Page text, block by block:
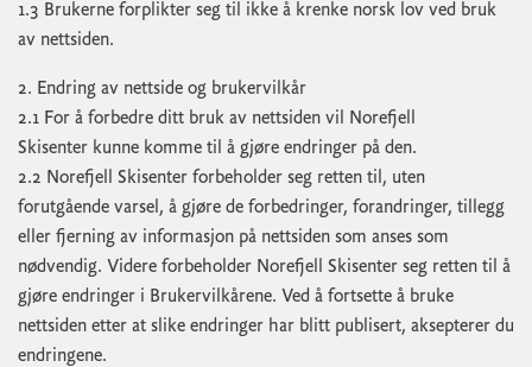
1.3 Brukerne forplikter seg til ikke å krenke norsk lov ved bruk
av nettsiden.
2. Endring av nettside og brukervilkår
2.1 For å forbedre ditt bruk av nettsiden vil Norefjell
Skisenter kunne komme til å gjøre endringer på den.
2.2 Norefjell Skisenter forbeholder seg retten til, uten
forutgående varsel, å gjøre de forbedringer, forandringer, tillegg
eller fjerning av informasjon på nettsiden som anses som
nødvendig. Videre forbeholder Norefjell Skisenter seg retten til å
gjøre endringer i Brukervilkårene. Ved å fortsette å bruke
nettsiden etter at slike endringer har blitt publisert, aksepterer du
endringene.